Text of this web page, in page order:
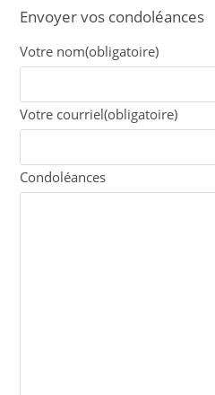
Envoyer vos condoléances
Votre nom(obligatoire)
Votre courriel(obligatoire)
Condoléances